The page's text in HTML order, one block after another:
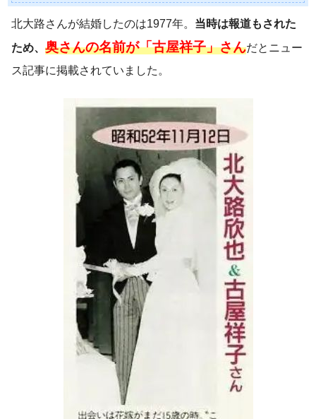
北大路さんが結婚したのは1977年。 当時は報道もされた
ため、 奥さんの名前が「古屋祥子」さんだとニュー
ス記事に掲載されていました。